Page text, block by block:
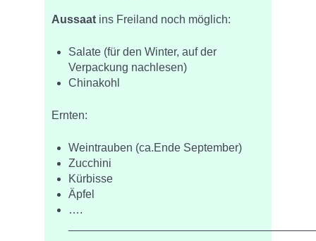
Aussaat ins Freiland noch möglich:
Salate (für den Winter, auf der
Verpackung nachlesen)
Chinakohl
Ernten:
Weintrauben (ca.Ende September)
Zucchini
Kürbisse
Äpfel
….